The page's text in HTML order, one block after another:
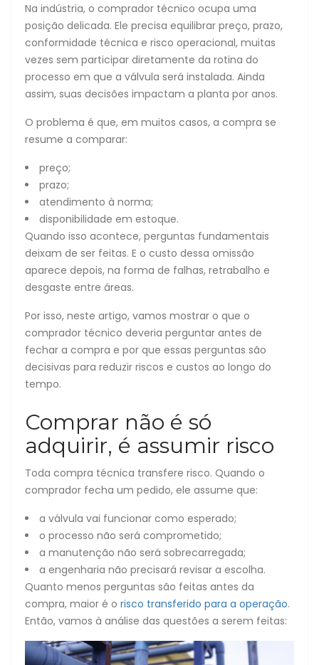
Na indústria, o comprador técnico ocupa uma
posição delicada. Ele precisa equilibrar preço, prazo,
conformidade técnica e risco operacional, muitas
vezes sem participar diretamente da rotina do
processo em que a válvula será instalada. Ainda
assim, suas decisões impactam a planta por anos.
O problema é que, em muitos casos, a compra se
resume a comparar:
preço;
prazo;
atendimento à norma;
disponibilidade em estoque.
Quando isso acontece, perguntas fundamentais
deixam de ser feitas. E o custo dessa omissão
aparece depois, na forma de falhas, retrabalho e
desgaste entre áreas.
Por isso, neste artigo, vamos mostrar o que o
comprador técnico deveria perguntar antes de
fechar a compra e por que essas perguntas são
decisivas para reduzir riscos e custos ao longo do
tempo.
Comprar não é só
adquirir, é assumir risco
Toda compra técnica transfere risco. Quando o
comprador fecha um pedido, ele assume que:
a válvula vai funcionar como esperado;
o processo não será comprometido;
a manutenção não será sobrecarregada;
a engenharia não precisará revisar a escolha.
Quanto menos perguntas são feitas antes da
compra, maior é o risco transferido para a operação.
Então, vamos à análise das questões a serem feitas: